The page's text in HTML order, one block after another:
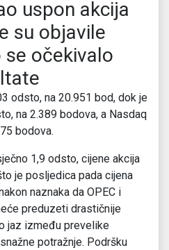
uspon akcija
su objavile
se očekivalo
odsto, na 20.951 bod, dok je
na 2.389 bodova, a Nasdaq
bodova.
1,9 odsto, cijene akcija
je posljedica pada cijena
naznaka da OPEC i
preduzeti drastičnije
jaz između prevelike
potražnje. Podršku